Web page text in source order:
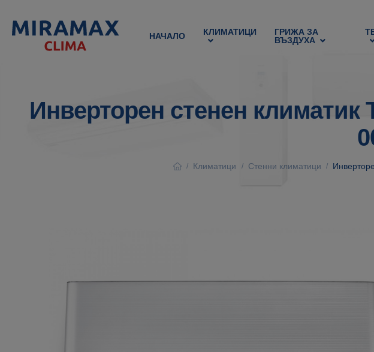
НАЧАЛО КЛИМАТИЦИ
ГРИЖА ЗА
ВЪЗДУХА
Инверторен стенен климатик
/ Климатици / Стенни климатици /